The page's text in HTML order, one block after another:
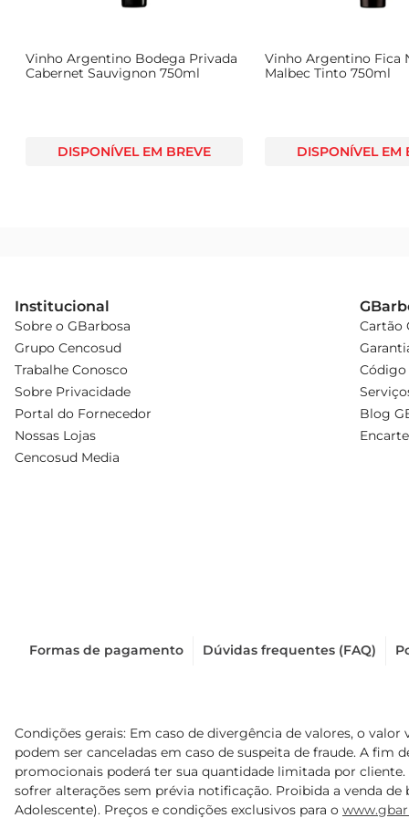
Vinho Argentino Bodega Privada
Cabernet Sauvignon 750ml
DISPONÍVEL EM BREVE
Vinho Argentino Fica
Malbec Tinto 750ml
DISPONÍVEL EM
Institucional
Sobre o GBarbosa
Grupo Cencosud
Trabalhe Conosco
Sobre Privacidade
Portal do Fornecedor
Nossas Lojas
Cencosud Media
Cartão
Código
Blog
Formas de pagamento Dúvidas frequentes (FAQ)
Condições gerais: Em caso de divergência de valores, o
podem ser canceladas em caso de suspeita de fraude. A
promocionais poderá ter sua quantidade limitada por
sofrer alterações sem prévia notificação. Proibida a venda de
Adolescente). Preços e condições exclusivos para o